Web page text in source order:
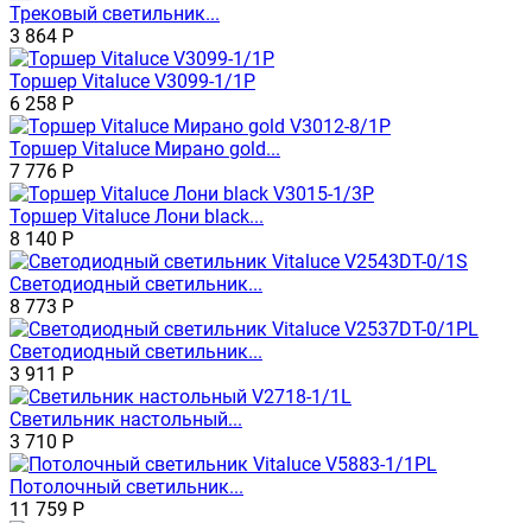
Трековый светильник...
3 864 Р
Торшер Vitaluce V3099-1/1P
6 258 Р
Торшер Vitaluce Мирано gold...
7 776 Р
Торшер Vitaluce Лони black...
8 140 Р
Светодиодный светильник...
8 773 Р
Светодиодный светильник...
3 911 Р
Светильник настольный...
3 710 Р
Потолочный светильник...
11 759 Р